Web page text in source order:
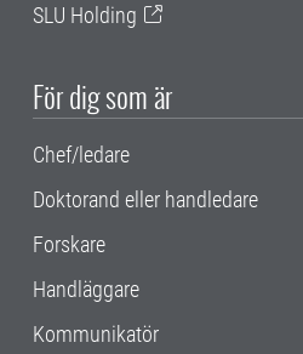
SLU Holding
För dig som är
Chef/ledare
Doktorand eller handledare
Forskare
Handläggare
Kommunikatör